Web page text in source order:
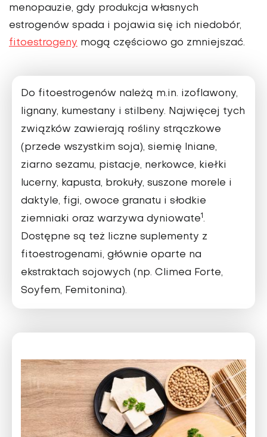
menopauzie, gdy produkcja własnych
estrogenów spada i pojawia się ich niedobór,
fitoestrogeny mogą częściowo go zmniejszać.
Do fitoestrogenów należą m.in. izoflawony,
lignany, kumestany i stilbeny. Najwięcej tych
związków zawierają rośliny strączkowe
(przede wszystkim soja), siemię lniane,
ziarno sezamu, pistacje, nerkowce, kiełki
lucerny, kapusta, brokuły, suszone morele i
daktyle, figi, owoce granatu i słodkie
ziemniaki oraz warzywa dyniowate1.
Dostępne są też liczne suplementy z
fitoestrogenami, głównie oparte na
ekstraktach sojowych (np. Climea Forte,
Soyfem, Femitonina).